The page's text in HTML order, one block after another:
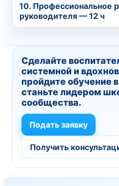
10. Профессиональное
руководителя — 12 ч
Сделайте
системной и
пройдите обучение
станьте лидером
сообщества.
Подать заявку
Получить